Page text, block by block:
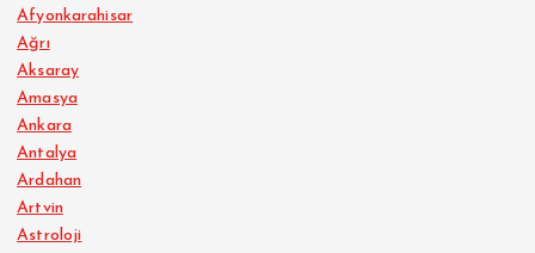
Afyonkarahisar
Ağrı
Aksaray
Amasya
Ankara
Antalya
Ardahan
Artvin
Astroloji